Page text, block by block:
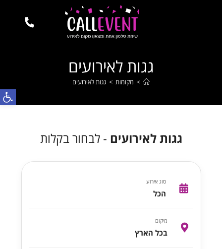
גגות לאירועים
> מקומות > גגות לאירועים
גגות לאירועים - לבחור בקלות
סוג אירוע
הכל
מיקום
בכל הארץ